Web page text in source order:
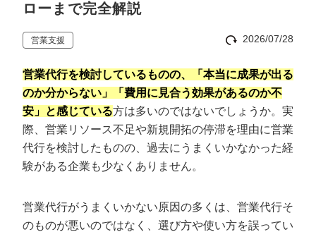
オーダーメイド支援
TOP
コンサルタント一覧
品質ガイドライン
社内コンペ
BPO支援
定額制Webマーケティング代行『マキトルく
ん』
定額制営業代行『カリトルくん』
定額制採用代行・RPO『トルトルくん』
ん』
オリジナルサービス
格安でAI導入支援『あいのりAI』
拡散付1日密着動画制作『まるごと社長』
定額制LP制作・改善『最強LP』
実績
お役立ち資料
オンラインサロン
StockSun道場
道場TOP
エンジニア
年収エージェント
ローまで完全解説
営業支援 2026/07/28
営業代行を検討しているものの、「本当に成果が出る
のか分からない」「費用に見合う効果があるのか不
安」と感じている方は多いのではないでしょうか。実
際、営業リソース不足や新規開拓の停滞を理由に営業
代行を検討したものの、過去にうまくいかなかった経
験がある企業も少なくありません。
営業代行がうまくいかない原因の多くは、営業代行そ
のものが悪いのではなく、選び方や使い方を誤ってい